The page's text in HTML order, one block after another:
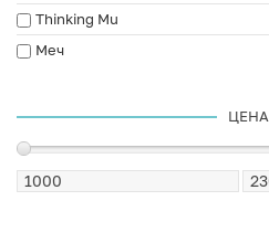
Thinking Mu
Меч
ЦЕНА